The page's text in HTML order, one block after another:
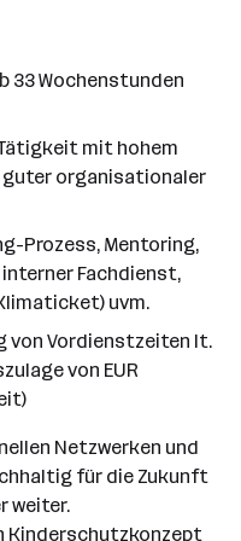
33 Wochenstunden
mit hohem
organisationaler
Prozess, Mentoring,
Fachdienst,
uvm.
von Vordienstzeiten lt.
von EUR
Netzwerken und
für die Zukunft
weiter.
Kinderschutzkonzept